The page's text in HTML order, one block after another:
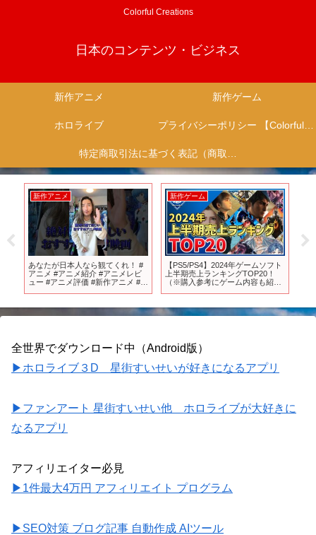
Colorful Creations
日本のコンテンツ・ビジネス
新作アニメ 新作ゲーム
ホロライブ プライバシーポリシー 【Colorful Creation】
特定商取引法に基づく表記（商取引に関する開示）
新作アニメ
あなたが日本人なら観てくれ！ #
アニメ #アニメ紹介 #アニメレビ
ュー #アニメ評価 #新作アニメ #推
新作ゲーム
【PS5/PS4】2024年ゲームソフト
上半期売上ランキングTOP20！
（※購入参考にゲーム内容も紹介
全世界でダウンロード中（Android版）
▶ホロライブ３D 星街すいせいが好きになるアプリ
▶ファンアート 星街すいせい他 ホロライブが大好きに
なるアプリ
アフィリエイター必見
▶1件最大4万円 アフィリエイト プログラム
▶SEO対策 ブログ記事 自動作成 AIツール